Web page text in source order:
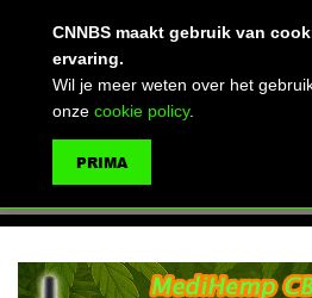
CNNBS maakt gebruik van
ervaring.
Wil je meer weten over het
onze cookie policy.
PRIMA